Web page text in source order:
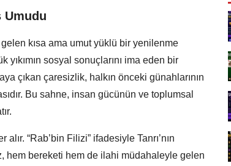
Umudu
kısa ama umut yüklü bir yenilenme
sosyal sonuçlarını ima eden bir
çıkan çaresizlik, halkın önceki günahlarının
Bu sahne, insan gücünün ve toplumsal
“Rab’bin Filizi” ifadesiyle Tanrı’nın
hem bereketi hem de ilahi müdahaleyle gelen